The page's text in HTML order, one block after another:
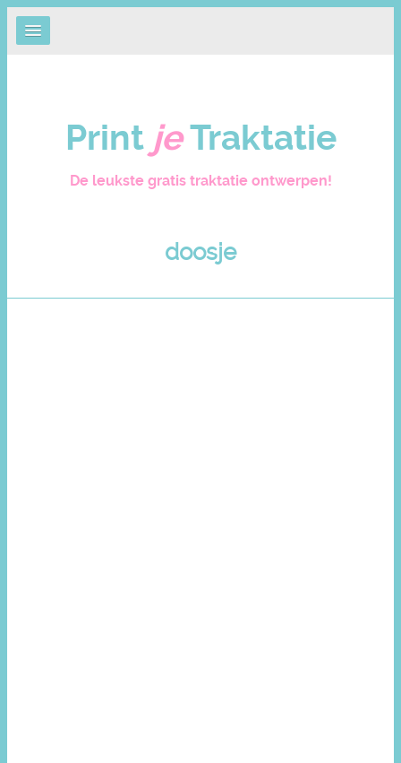
Print je Traktatie
De leukste gratis traktatie ontwerpen!
doosje